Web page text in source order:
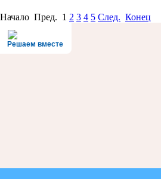
Начало Пред. 1 2 3 4 5 След. Конец
Решаем вместе